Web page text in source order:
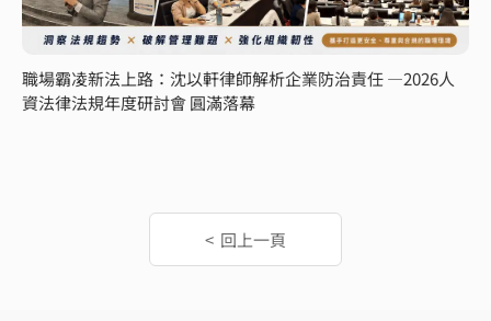
職場霸凌新法上路：沈以軒律師解析企業防治責任 —2026人
資法律法規年度研討會 圓滿落幕